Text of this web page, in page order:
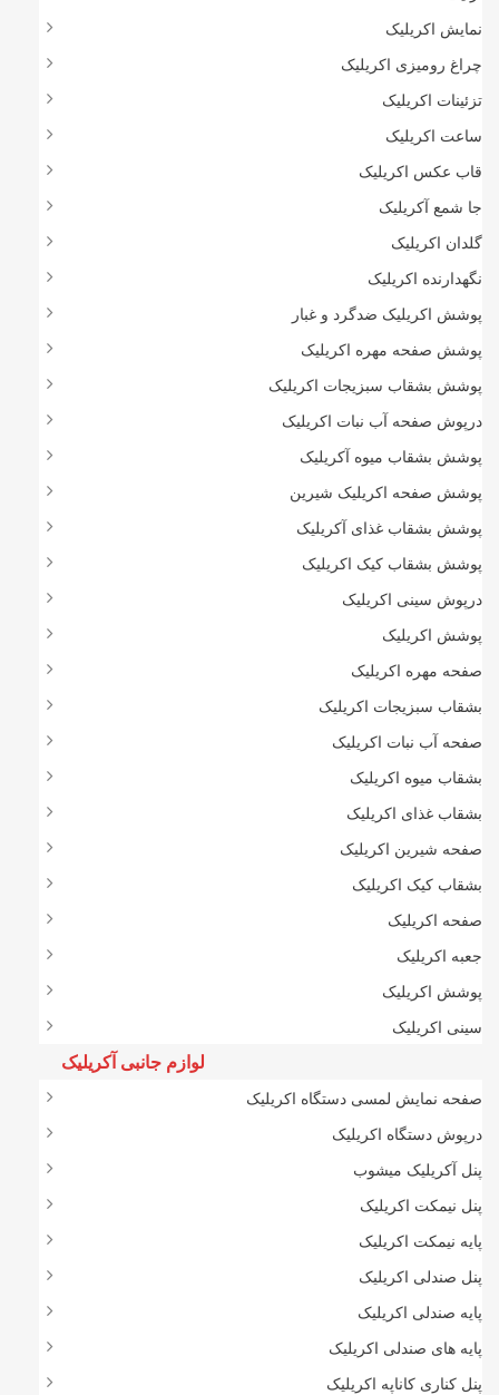
نمایش اکریلیک
چراغ رومیزی اکریلیک
تزئینات اکریلیک
ساعت اکریلیک
قاب عکس اکریلیک
جا شمع آکریلیک
گلدان اکریلیک
نگهدارنده اکریلیک
پوشش اکریلیک ضدگرد و غبار
پوشش صفحه مهره اکریلیک
پوشش بشقاب سبزیجات اکریلیک
درپوش صفحه آب نبات اکریلیک
پوشش بشقاب میوه آکریلیک
پوشش صفحه اکریلیک شیرین
پوشش بشقاب غذای آکریلیک
پوشش بشقاب کیک اکریلیک
درپوش سینی اکریلیک
پوشش اکریلیک
صفحه مهره اکریلیک
بشقاب سبزیجات اکریلیک
صفحه آب نبات اکریلیک
بشقاب میوه اکریلیک
بشقاب غذای اکریلیک
صفحه شیرین اکریلیک
بشقاب کیک اکریلیک
صفحه اکریلیک
جعبه اکریلیک
پوشش اکریلیک
سینی اکریلیک
لوازم جانبی آکریلیک
صفحه نمایش لمسی دستگاه اکریلیک
درپوش دستگاه اکریلیک
پنل آکریلیک میشوب
پنل نیمکت اکریلیک
پایه نیمکت اکریلیک
پنل صندلی اکریلیک
پایه صندلی اکریلیک
پایه های صندلی اکریلیک
پنل کناری کاناپه اکریلیک